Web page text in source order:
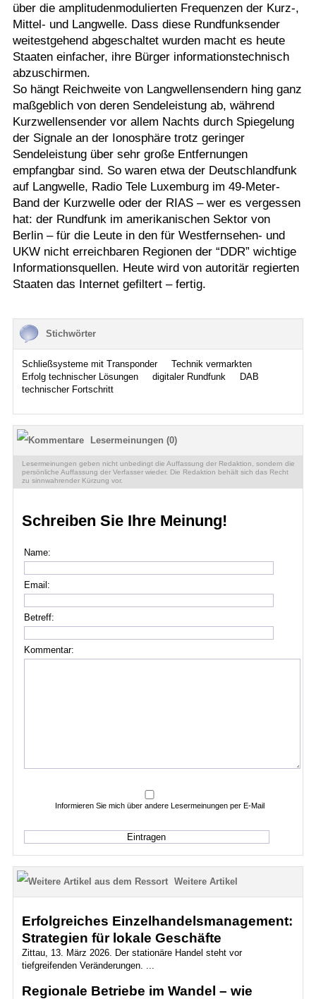
über die amplitudenmodulierten Frequenzen der Kurz-,
Mittel- und Langwelle. Dass diese Rundfunksender
weitestgehend abgeschaltet wurden macht es heute
Staaten einfacher, ihre Bürger informationstechnisch
abzuschirmen.
So hängt Reichweite von Langwellensendern hing ganz
maßgeblich von deren Sendeleistung ab, während
Kurzwellensender vor allem Nachts durch Spiegelung
der Signale an der Ionosphäre trotz geringer
Sendeleistung über sehr große Entfernungen
empfangbar sind. So waren etwa der Deutschlandfunk
auf Langwelle, Radio Tele Luxemburg im 49-Meter-
Band der Kurzwelle oder der RIAS – wer es vergessen
hat: der Rundfunk im amerikanischen Sektor von
Berlin – für die Leute in den für Westfernsehen- und
UKW nicht erreichbaren Regionen der “DDR” wichtige
Informationsquellen. Heute wird von autoritär regierten
Staaten das Internet gefiltert – fertig.
Stichwörter
Schließsysteme mit Transponder
Technik vermarkten
Erfolg technischer Lösungen
digitaler Rundfunk
DAB
technischer Fortschritt
Lesermeinungen (0)
Lesermeinungen geben nicht unbedingt die Auffassung der Redaktion, sondern die
persönliche Auffassung der Verfasser wieder. Die Redaktion behält sich das Recht
zu sinnwahrender Kürzung vor.
Schreiben Sie Ihre Meinung!
Name:
Email:
Betreff:
Kommentar:
Informieren Sie mich über andere Lesermeinungen per E-Mail
Weitere Artikel
Erfolgreiches Einzelhandelsmanagement:
Strategien für lokale Geschäfte
Zittau, 13. März 2026. Der stationäre Handel steht vor
tiefgreifenden Veränderungen. ...
Regionale Betriebe im Wandel – wie